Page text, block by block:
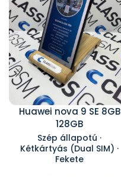
Huawei nova 9 SE 8GB
128GB
Szép állapotú ·
Kétkártyás (Dual SIM) ·
Fekete